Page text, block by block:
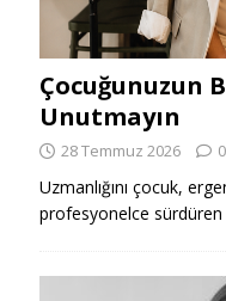
Çocuğunuzun
Unutmayın
28 Temmuz 2026 0
Uzmanlığını çocuk,
profesyonelce